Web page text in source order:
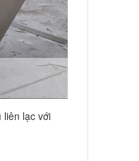
liên lạc với